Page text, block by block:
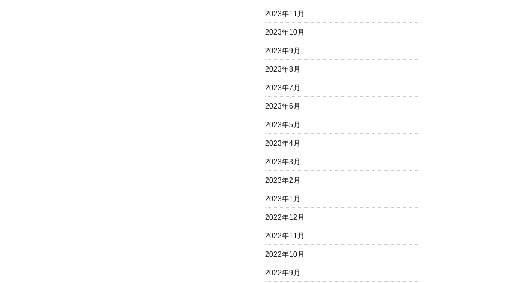
2023年11月
2023年10月
2023年9月
2023年8月
2023年7月
2023年6月
2023年5月
2023年4月
2023年3月
2023年2月
2023年1月
2022年12月
2022年11月
2022年10月
2022年9月